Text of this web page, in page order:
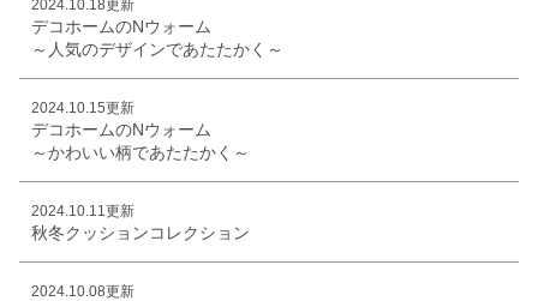
2024.10.18更新
デコホームのNウォーム
～人気のデザインであたたかく～
2024.10.15更新
デコホームのNウォーム
～かわいい柄であたたかく～
2024.10.11更新
秋冬クッションコレクション
2024.10.08更新